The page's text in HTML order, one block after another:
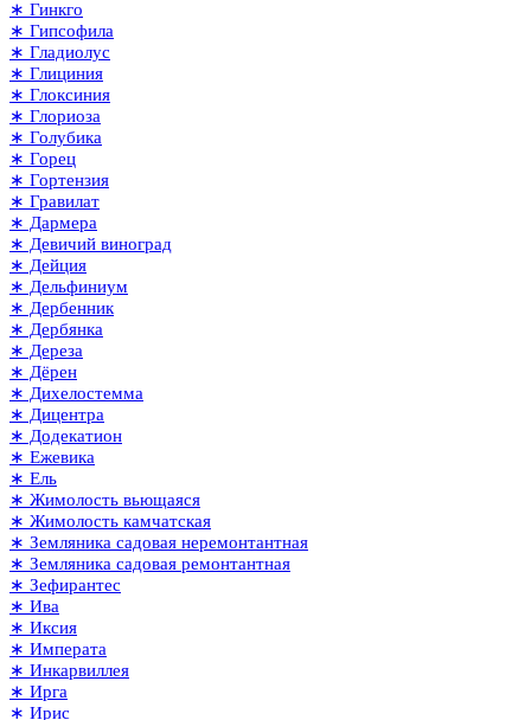
∗ Гинкго
∗ Гипсофила
∗ Гладиолус
∗ Глициния
∗ Глоксиния
∗ Глориоза
∗ Голубика
∗ Горец
∗ Гортензия
∗ Гравилат
∗ Дармера
∗ Девичий виноград
∗ Дейция
∗ Дельфиниум
∗ Дербенник
∗ Дербянка
∗ Дереза
∗ Дёрен
∗ Дихелостемма
∗ Дицентра
∗ Додекатион
∗ Ежевика
∗ Ель
∗ Жимолость вьющаяся
∗ Жимолость камчатская
∗ Земляника садовая неремонтантная
∗ Земляника садовая ремонтантная
∗ Зефирантес
∗ Ива
∗ Иксия
∗ Императа
∗ Инкарвиллея
∗ Ирга
∗ Ирис